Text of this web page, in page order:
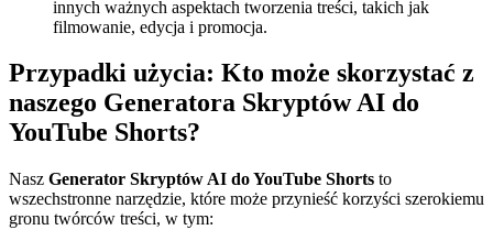
innych ważnych aspektach tworzenia treści, takich jak
filmowanie, edycja i promocja.
Przypadki użycia: Kto może skorzystać z
naszego Generatora Skryptów AI do
YouTube Shorts?
Nasz Generator Skryptów AI do YouTube Shorts to
wszechstronne narzędzie, które może przynieść korzyści szerokiemu
gronu twórców treści, w tym: